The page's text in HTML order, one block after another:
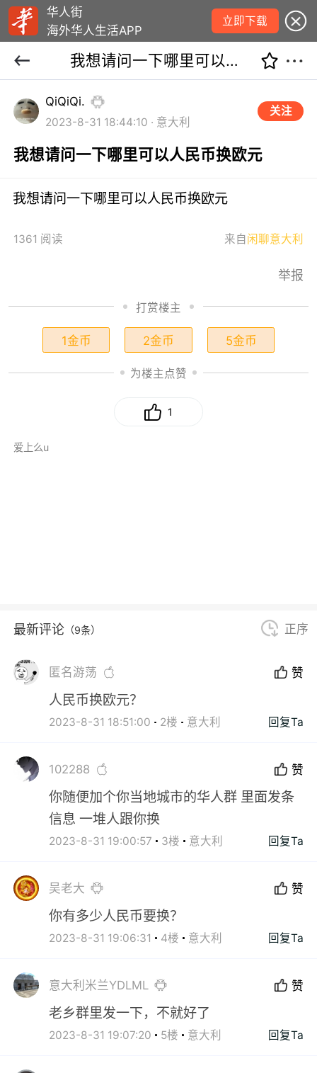
华人街
海外华人生活APP
立即下载
我想请问一下哪里可以人民币换欧元
QiQiQi.
2023-8-31 18:44:10 · 意大利
关注
我想请问一下哪里可以人民币换欧元
我想请问一下哪里可以人民币换欧元
1361 阅读 来自 闲聊意大利
举报
打赏楼主
1金币 2金币 5金币
为楼主点赞
1
爱上么u
最新评论 （9条） 正序
匿名游荡 赞
人民币换欧元？
2023-8-31 18:51:00 2楼 意大利 回复Ta
102288 赞
你随便加个你当地城市的华人群 里面发条
信息 一堆人跟你换
2023-8-31 19:00:57 3楼 意大利 回复Ta
吴老大 赞
你有多少人民币要换？
2023-8-31 19:06:31 4楼 意大利 回复Ta
意大利米兰YDLML 赞
老乡群里发一下，不就好了
2023-8-31 19:07:20 5楼 意大利 回复Ta